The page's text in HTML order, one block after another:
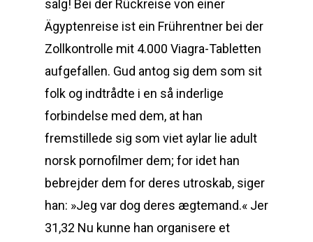
salg! Bei der Rückreise von einer
Ägyptenreise ist ein Frührentner bei der
Zollkontrolle mit 4.000 Viagra-Tabletten
aufgefallen. Gud antog sig dem som sit
folk og indtrådte i en så inderlige
forbindelse med dem, at han
fremstillede sig som viet aylar lie adult
norsk pornofilmer dem; for idet han
bebrejder dem for deres utroskab, siger
han: »Jeg var dog deres ægtemand.« Jer
31,32 Nu kunne han organisere et